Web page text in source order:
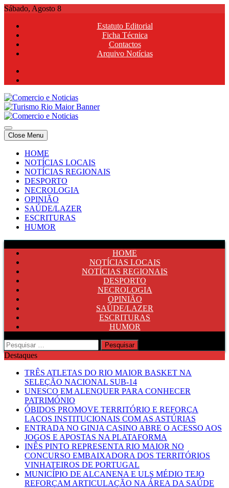
Skip
content
Sábado, Agosto 8
Estatuto Editorial
Ficha Técnica
Contactos
Arquivo Notícias
Comercio e Noticias
Notícias e Publicidade Online
Comercio e Noticias
Notícias e Publicidade Online
Close Menu
HOME
NOTÍCIAS LOCAIS
NOTÍCIAS REGIONAIS
DESPORTO
NECROLOGIA
OPINIÃO
SAÚDE/LAZER
ESCRITURAS
HUMOR
HOME
NOTÍCIAS LOCAIS
NOTÍCIAS REGIONAIS
DESPORTO
NECROLOGIA
OPINIÃO
SAÚDE/LAZER
ESCRITURAS
HUMOR
Pesquisar
por:
Destaques
TRÊS ATLETAS DO RIO MAIOR BASKET NA
SELEÇÃO NACIONAL SUB-14
UNESCO EM ALENQUER PARA CONHECER
PATRIMÓNIO
ÓBIDOS PROMOVE TERRITÓRIO E REFORÇA
LAÇOS INSTITUCIONAIS COM AS ASTÚRIAS
ENTRADA NO GINJA CASINO ABRE O ACESSO AOS
JOGOS E APOSTAS NA PLATAFORMA
INÊS PINTO REPRESENTA RIO MAIOR NO
CONCURSO EMBAIXADORA DOS TERRITÓRIOS
VINHATEIROS DE PORTUGAL
MUNICÍPIO DE ALCANENA E ULS MÉDIO TEJO
REFORÇAM ARTICULAÇÃO NA ÁREA DA SAÚDE